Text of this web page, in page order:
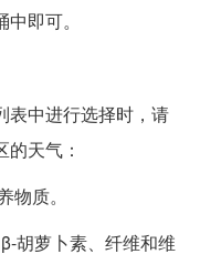
即可。
表中进行选择时，请
天气：
质。
胡萝卜素、纤维和维